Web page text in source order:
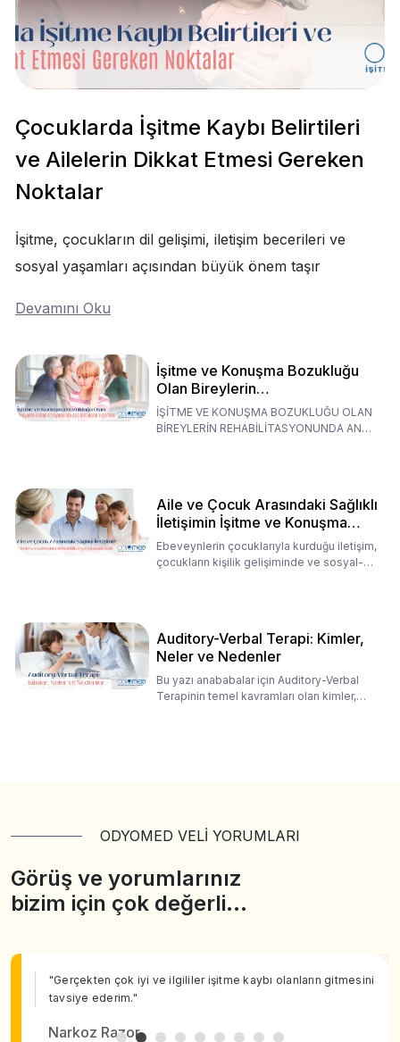
Çocuklarda İşitme Kaybı Belirtileri
ve Ailelerin Dikkat Etmesi Gereken
Noktalar
İşitme, çocukların dil gelişimi, iletişim becerileri ve
sosyal yaşamları açısından büyük önem taşır
Devamını Oku
İşitme ve Konuşma Bozukluğu
Olan Bireylerin
Rehabilitasyonunda Ana
Babaların Tutumları
İŞİTME VE KONUŞMA BOZUKLUĞU OLAN
BİREYLERİN REHABİLİTASYONUNDA ANA
Aile ve Çocuk Arasındaki Sağlıklı
İletişimin İşitme ve Konuşma
Rehabilitasyonundaki Rolü
Ebeveynlerin çocuklarıyla kurduğu iletişim,
çocukların kişilik gelişiminde ve sosyal-
Auditory-Verbal Terapi: Kimler,
Neler ve Nedenler
Bu yazı anababalar için Auditory-Verbal
Terapinin temel kavramları olan kimler,
ODYOMED VELİ YORUMLARI
Görüş ve yorumlarınız
bizim için çok değerli…
"Gerçekten çok iyi ve ilgililer işitme kaybı olanların gitmesini
tavsiye ederim."
Narkoz Razor